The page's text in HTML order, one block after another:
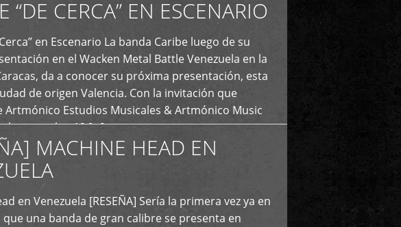
“DE CERCA” EN ESCENARIO
en Escenario La banda Caribe luego de su
en el Wacken Metal Battle Venezuela en la
da a conocer su próxima presentación, esta
de origen Valencia. Con la invitación que
Artmónico Estudios Musicales & Artmónico Music
cumplen 12 […]
MACHINE HEAD EN
en Venezuela [RESEÑA] Sería la primera vez ya en
una banda de gran calibre se presenta en